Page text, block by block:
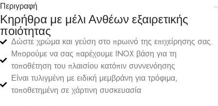
Περιγραφή
Κηρήθρα με μέλι Ανθέων εξαιρετικής
ποιότητας
Δώστε χρώμα και γεύση στο πρωινό της επιχείρησης σας.
Μπορούμε να σας παρέχουμε INOX βάση για τη
τοποθέτηση του πλαισίου κατόπιν συννενόησης
Είναι τυλιγμένη με ειδική μεμβράνη για τρόφιμα,
τοποθετημένη σε χάρτινη συσκευασία